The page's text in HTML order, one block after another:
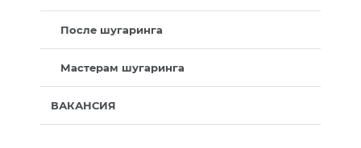
После шугаринга
Мастерам шугаринга
ВАКАНСИЯ